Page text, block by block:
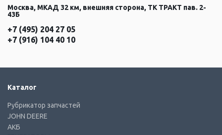
Москва, МКАД 32 км, внешняя сторона, ТК ТРАКТ пав. 2-
43Б
+7 (495) 204 27 05
+7 (916) 104 40 10
Каталог
Рубрикатор запчастей
JOHN DEERE
АКБ